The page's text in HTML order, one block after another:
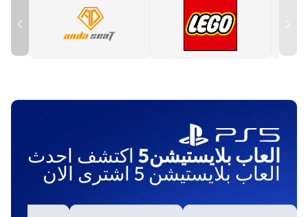
العاب بلايستيشن5 اكتشف احدث
العاب بلايستيشن 5 اشترى الان